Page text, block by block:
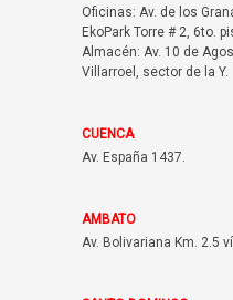
Oficinas: Av. de los
EkoPark Torre # 2, 6to.
Almacén: Av. 10 de
Villarroel, sector de la Y.
CUENCA
Av. España 1437.
AMBATO
Av. Bolivariana Km. 2.5